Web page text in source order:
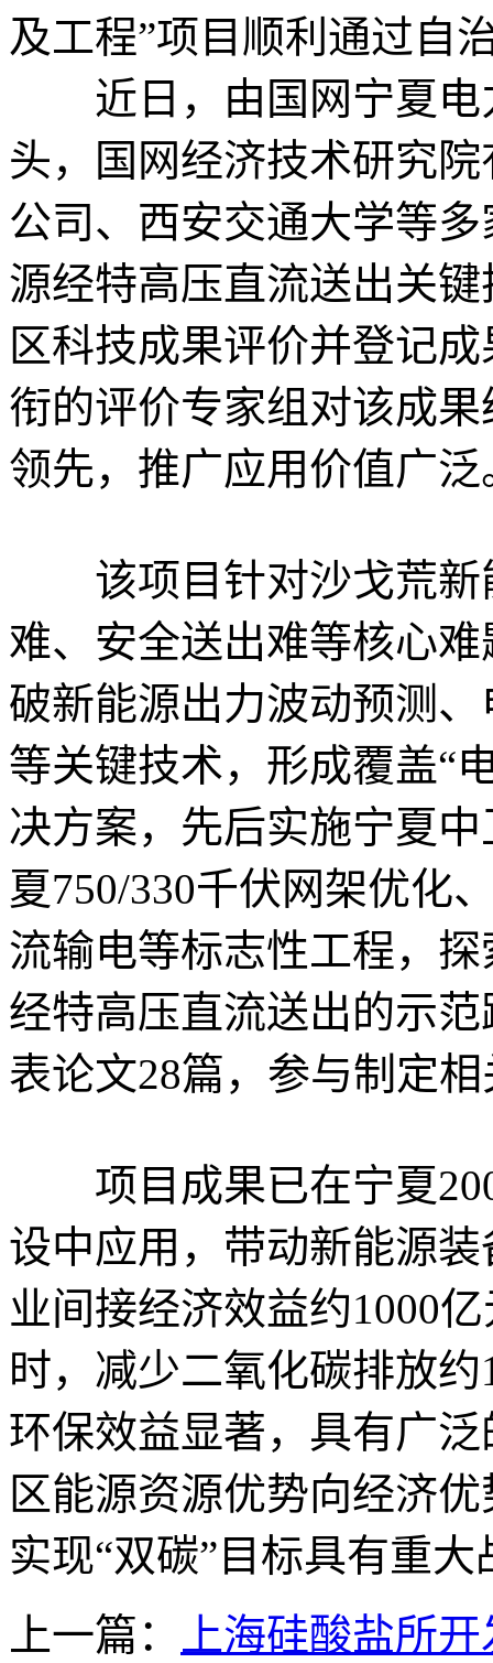
及工程”项目顺利通过自
近日，由国网宁夏电
头，国网经济技术研究
公司、西安交通大学等
源经特高压直流送出关
区科技成果评价并登记
衔的评价专家组对该成
领先，推广应用价值广泛
该项目针对沙戈荒新
难、安全送出难等核心
破新能源出力波动预测
等关键技术，形成覆盖
决方案，先后实施宁夏
夏750/330千伏网架优化
流输电等标志性工程，
经特高压直流送出的示
表论文28篇，参与制定
项目成果已在宁夏
设中应用，带动新能源
业间接经济效益约1000
时，减少二氧化碳排放
环保效益显著，具有广
区能源资源优势向经济
实现“双碳”目标具有重大
上一篇：
上海硅酸盐所